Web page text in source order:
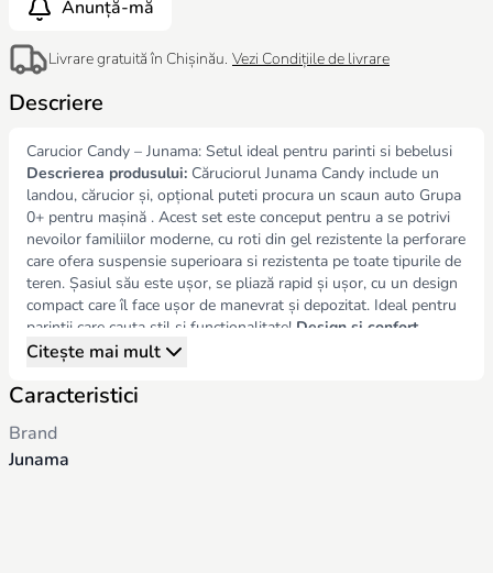
Anunță-mă
Livrare gratuită în Chișinău. Vezi Condițiile de livrare
Descriere
Carucior Candy – Junama: Setul ideal pentru parinti si bebelusi
Descrierea produsului: Căruciorul Junama Candy include un
landou, cărucior și, opțional puteti procura un scaun auto Grupa
0+ pentru mașină . Acest set este conceput pentru a se potrivi
nevoilor familiilor moderne, cu roti din gel rezistente la perforare
care ofera suspensie superioara si rezistenta pe toate tipurile de
teren. Șasiul său este ușor, se pliază rapid și ușor, cu un design
compact care îl face ușor de manevrat și depozitat. Ideal pentru
parintii care cauta stil si functionalitate! Design și confort
excepțional:pătuțul încorporează o structură 3D cu detalii de
Junama se concentrează pe detalii, creând un produs de înaltă
Caracteristici recomandate:
Natuț și cărucior reversibile pentru ca bebelușul să poată fi
Citește mai mult
Caracteristici
Brand
Junama